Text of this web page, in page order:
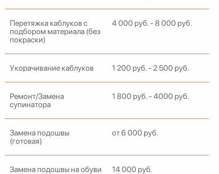
Перетяжка каблуков с
подбором материала (без
покраски)
4 000 руб. - 8 000 руб.
Укорачивание каблуков 1 200 руб. - 2 500 руб.
Ремонт/Замена
супинатора
1 800 руб. - 4000 руб.
Замена подошвы
(готовая)
от 6 000 руб.
Замена подошвы на обуви
14 000 руб.